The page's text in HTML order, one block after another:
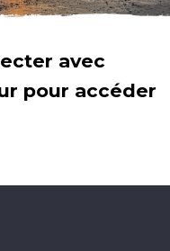
avec
pour accéder